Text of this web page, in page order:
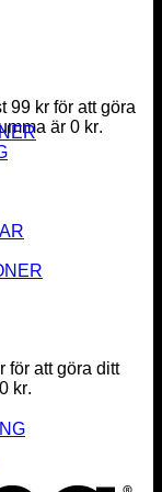
99 kr för att göra
är 0 kr.
för att göra ditt
0 kr.